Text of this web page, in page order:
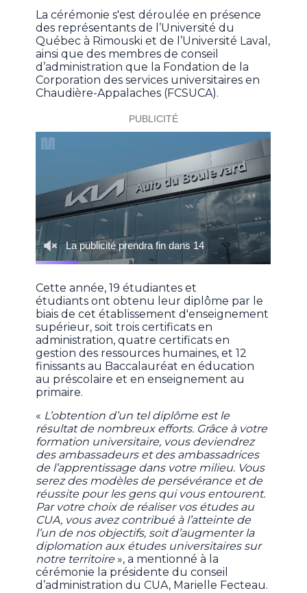
La cérémonie s'est déroulée en présence
des représentants de l’Université du
Québec à Rimouski et de l’Université Laval,
ainsi que des membres de conseil
d’administration que la Fondation de la
Corporation des services universitaires en
Chaudière-Appalaches (FCSUCA).
Cette année, 19 étudiantes et
étudiants ont obtenu leur diplôme par le
biais de cet établissement d'enseignement
supérieur, soit trois certificats en
administration, quatre certificats en
gestion des ressources humaines, et 12
finissants au Baccalauréat en éducation
au préscolaire et en enseignement au
primaire.
« L’obtention d’un tel diplôme est le
résultat de nombreux efforts. Grâce à votre
formation universitaire, vous deviendrez
des ambassadeurs et des ambassadrices
de l’apprentissage dans votre milieu. Vous
serez des modèles de persévérance et de
réussite pour les gens qui vous entourent.
Par votre choix de réaliser vos études au
CUA, vous avez contribué à l’atteinte de
l’un de nos objectifs, soit d’augmenter la
diplomation aux études universitaires sur
notre territoire», a mentionné à la
cérémonie la présidente du conseil
d’administration du CUA, Marielle Fecteau.